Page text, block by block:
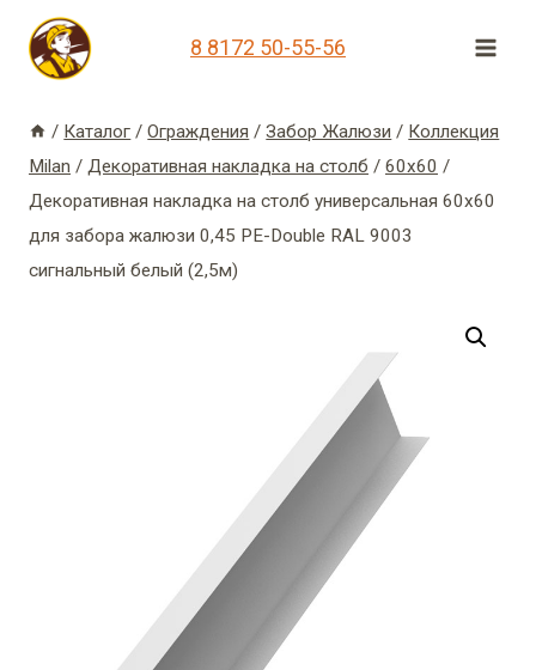
Перейти
8 8172 50-55-56
/ Каталог / Ограждения / Забор Жалюзи / Коллекция
Milan / Декоративная накладка на столб / 60х60 /
Декоративная накладка на столб универсальная 60х60
для забора жалюзи 0,45 PE-Double RAL 9003
сигнальный белый (2,5м)